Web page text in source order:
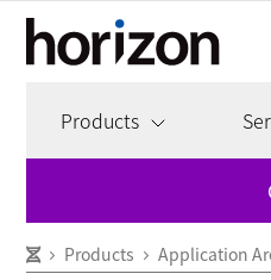
Products
Products Application